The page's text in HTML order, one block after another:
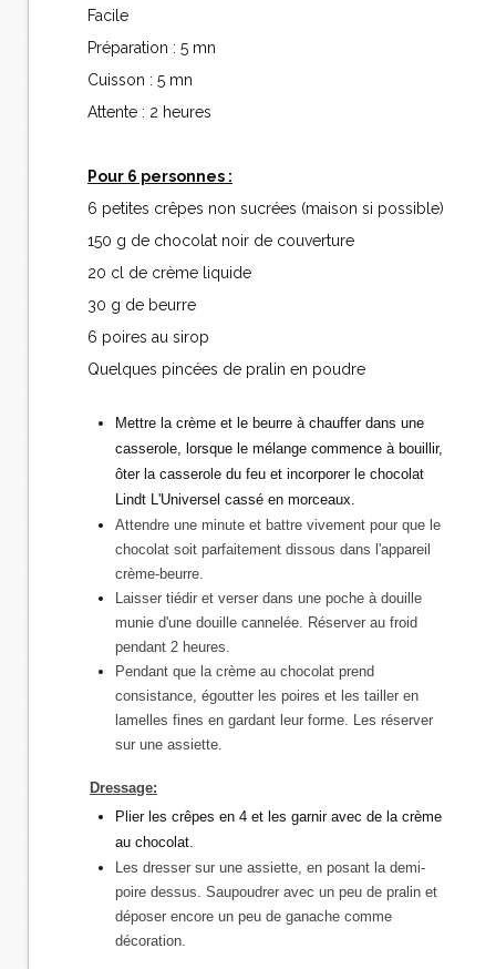
Facile
Préparation : 5 mn
Cuisson : 5 mn
Attente : 2 heures
Pour 6 personnes :
6 petites crêpes non sucrées (maison si possible)
150 g de chocolat noir de couverture
20 cl de crème liquide
30 g de beurre
6 poires au sirop
Quelques pincées de pralin en poudre
Mettre la crème et le beurre à chauffer dans une
casserole, lorsque le mélange commence à bouillir,
ôter la casserole du feu et incorporer le chocolat
Lindt L'Universel cassé en morceaux.
Attendre une minute et battre vivement pour que le
chocolat soit parfaitement dissous dans l'appareil
crème-beurre.
Laisser tiédir et verser dans une poche à douille
munie d'une douille cannelée. Réserver au froid
pendant 2 heures.
Pendant que la crème au chocolat prend
consistance, égoutter les poires et les tailler en
lamelles fines en gardant leur forme. Les réserver
sur une assiette.
Dressage:
Plier les crêpes en 4 et les garnir avec de la crème
au chocolat.
Les dresser sur une assiette, en posant la demi-
poire dessus. Saupoudrer avec un peu de pralin et
déposer encore un peu de ganache comme
décoration.